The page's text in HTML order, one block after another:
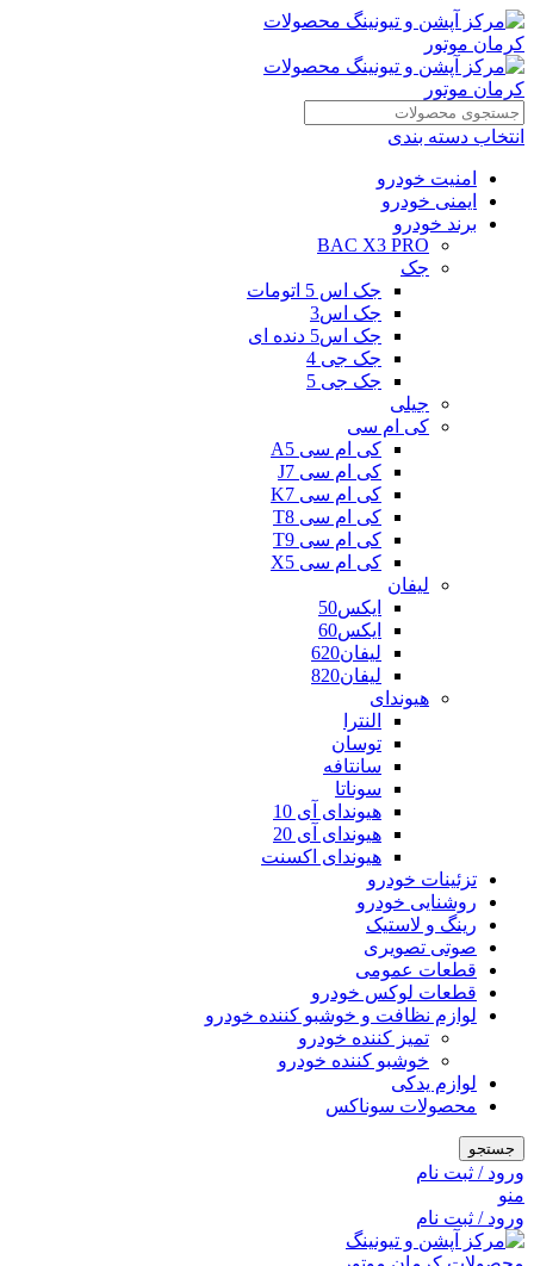
انتخاب دسته بندی
امنیت خودرو
ایمنی خودرو
برند خودرو
BAC X3 PRO
جک
جک اس 5 اتومات
جک اس3
جک اس5 دنده ای
جک جی 4
جک جی 5
جیلی
کی ام سی
کی ام سی A5
کی ام سی J7
کی ام سی K7
کی ام سی T8
کی ام سی T9
کی ام سی X5
لیفان
ایکس50
ایکس60
لیفان620
لیفان820
هیوندای
النترا
توسان
سانتافه
سوناتا
هیوندای آی 10
هیوندای آی 20
هیوندای اکسنت
تزئینات خودرو
روشنایی خودرو
رینگ و لاستیک
صوتی تصویری
قطعات عمومی
قطعات لوکس خودرو
لوازم نظافت و خوشبو کننده خودرو
تمیز کننده خودرو
خوشبو کننده خودرو
لوازم یدکی
محصولات سوناکس
جستجو
ورود / ثبت نام
منو
ورود / ثبت نام